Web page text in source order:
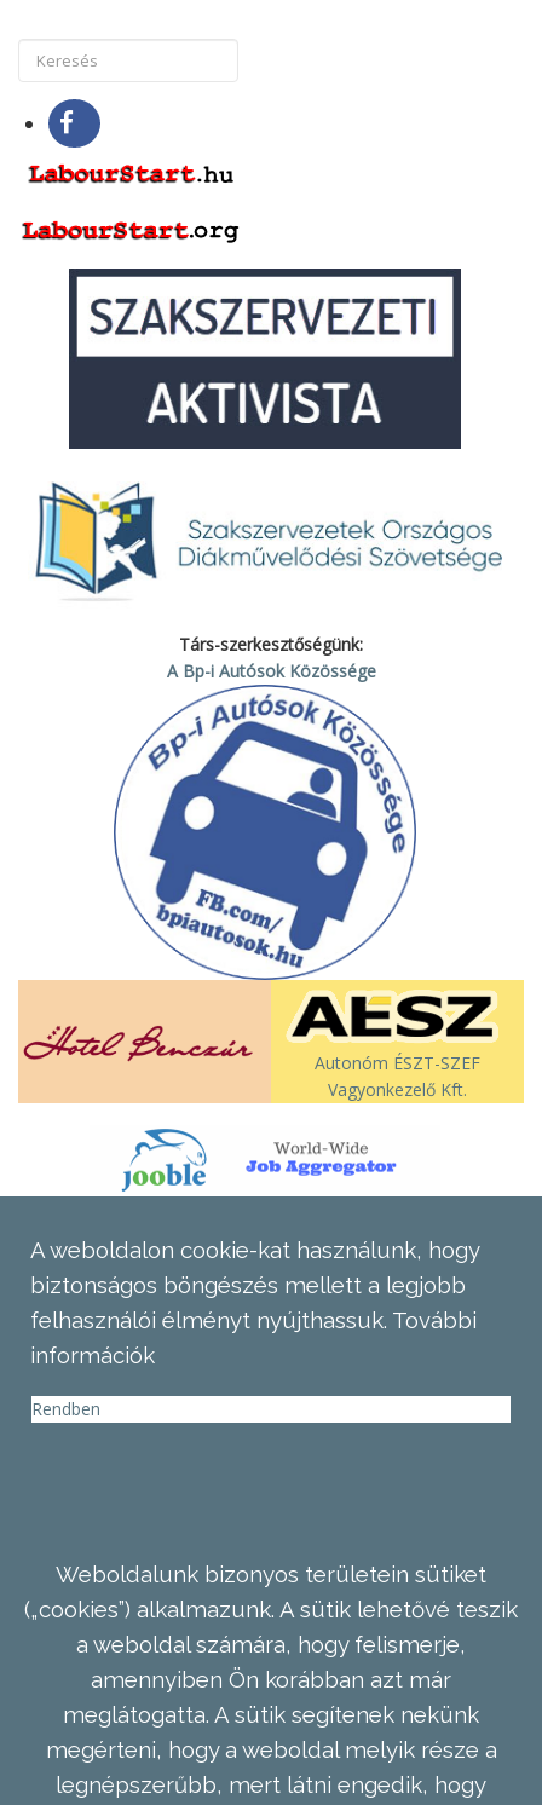
Társ-szerkesztőségünk:
A Bp-i Autósok Közössége
Autonóm ÉSZT-SZEF
Vagyonkezelő Kft.
A weboldalon cookie-kat használunk, hogy
biztonságos böngészés mellett a legjobb
felhasználói élményt nyújthassuk. További
információk
Rendben
Weboldalunk bizonyos területein sütiket
(„cookies”) alkalmazunk. A sütik lehetővé teszik
a weboldal számára, hogy felismerje,
amennyiben Ön korábban azt már
meglátogatta. A sütik segítenek nekünk
megérteni, hogy a weboldal melyik része a
legnépszerűbb, mert látni engedik, hogy